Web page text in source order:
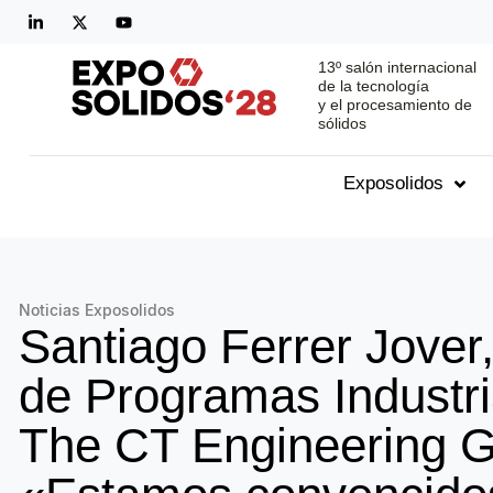
13º salón internacional
de la tecnología
y el procesamiento de
sólidos
Exposolidos
Noticias Exposolidos
Santiago Ferrer
de Programas
The CT Engineering